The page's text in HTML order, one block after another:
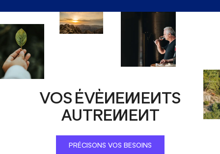
VOS ÉVÈNEMENTS
AUTREMENT
PRÉCISONS VOS BESOINS